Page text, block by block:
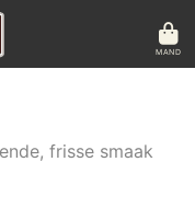
MAND
frisse smaak